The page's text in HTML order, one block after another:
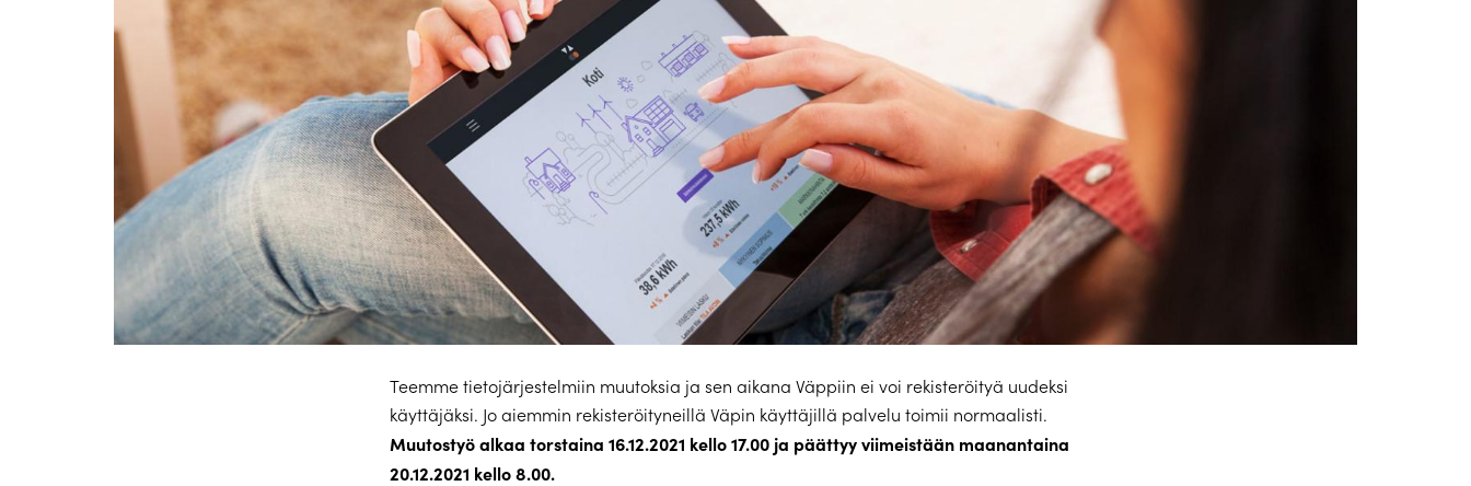
Teemme tietojärjestelmiin muutoksia ja sen aikana Väppiin ei voi rekisteröityä uudeksi
käyttäjäksi. Jo aiemmin rekisteröityneillä Väpin käyttäjillä palvelu toimii normaalisti.
Muutostyö alkaa torstaina 16.12.2021 kello 17.00 ja päättyy viimeistään maanantaina
20.12.2021 kello 8.00.